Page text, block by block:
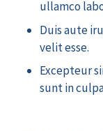
ullamco
Duis aute
velit esse.
Excepteur
sunt in